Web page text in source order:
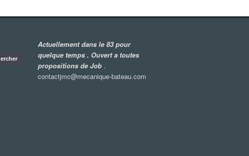
Actuellement dans le 83 pour
quelque temps . Ouvert a toutes
propositions de Job .
contactjmc@mecanique-bateau.com